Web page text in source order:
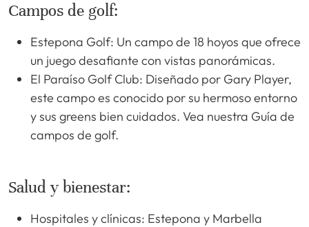
Campos de golf:
Estepona Golf: Un campo de 18 hoyos que ofrece
un juego desafiante con vistas panorámicas.
El Paraíso Golf Club: Diseñado por Gary Player,
este campo es conocido por su hermoso entorno
y sus greens bien cuidados. Vea nuestra Guía de
campos de golf.
Salud y bienestar:
Hospitales y clínicas: Estepona y Marbella